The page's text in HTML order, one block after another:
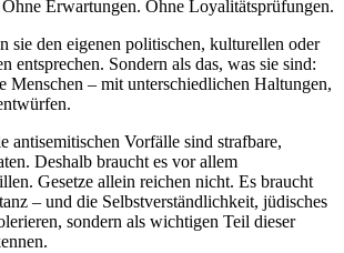
Erwartungen. Ohne Loyalitätsprüfungen.
sie den eigenen politischen, kulturellen oder
entsprechen. Sondern als das, was sie sind:
Menschen – mit unterschiedlichen Haltungen,
antisemitischen Vorfälle sind strafbare,
Deshalb braucht es vor allem
Gesetze allein reichen nicht. Es braucht
– und die Selbstverständlichkeit, jüdisches
sondern als wichtigen Teil dieser